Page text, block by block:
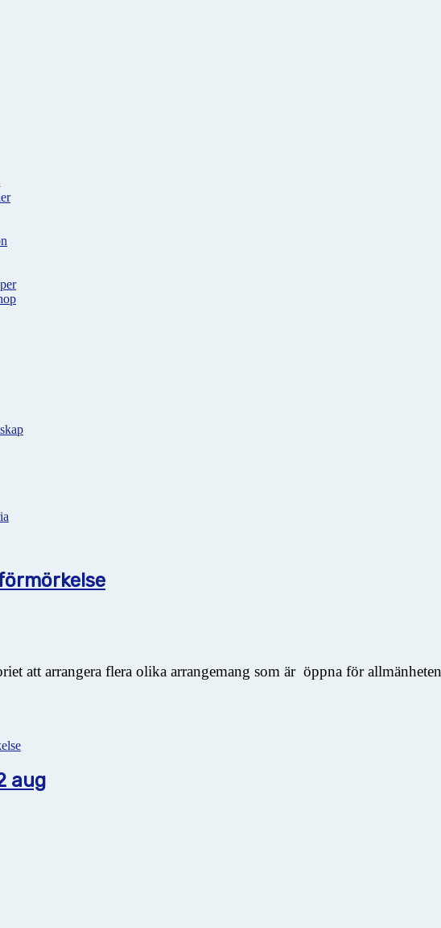
att arrangera flera olika arrangemang som är öppna för
aug